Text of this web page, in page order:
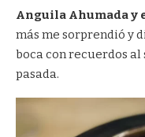
Anguila Ahumada y
más me sorprendió y
boca con recuerdos
pasada.